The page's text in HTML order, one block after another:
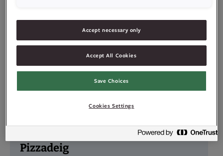
porsjoner
Ingredienser
Pizzadeig
Accept necessary only
Accept All Cookies
Save Choices
Cookies Settings